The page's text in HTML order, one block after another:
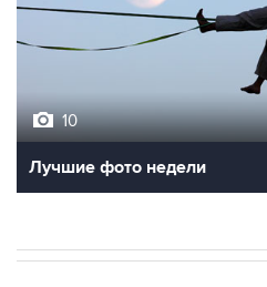
10
Лучшие фото недели